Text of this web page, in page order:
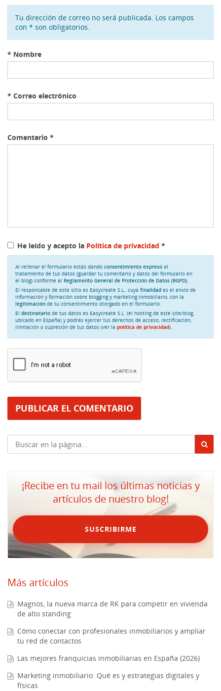
Tu dirección de correo no será publicada. Los campos
con * son obligatorios.
* Nombre
* Correo electrónico
Comentario *
He leído y acepto la Política de privacidad *
Al rellenar el formulario estás dando consentimiento expreso al
tratamiento de tus datos (guardar tu comentario y datos del formulario en
el blog) conforme al Reglamento General de Protección de Datos (RGPD).
El responsable de este sitio es Easycreate S.L., cuya finalidad es el envío de
información y formación sobre blogging y marketing inmobiliario, con la
legitimación de tu consentimiento otorgado en el formulario.
El destinatario de tus datos es Easycreate S.L. (el hosting de este site/blog,
ubicado en España) y podrás ejercer tus derechos de acceso, rectificación,
limitación o supresión de tus datos (ver la política de privacidad).
¡Recibe en tu mail los últimas noticias y
artículos de nuestro blog!
SUSCRIBIRME
Más artículos
Magnos, la nueva marca de RK para competir en vivienda
de alto standing
Cómo conectar con profesionales inmobiliarios y ampliar
tu red de contactos
Las mejores franquicias inmobiliarias en España (2026)
Marketing inmobiliario: Qué es y estrategias digitales y
físicas